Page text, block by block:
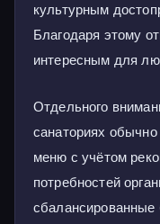
культурным
Благодаря этому
интересным для
Отдельного
санаториях
меню с учётом
потребностей
сбалансированные